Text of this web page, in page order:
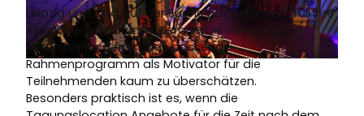
© Stefan Hoyer | KI-optimiert
Leipzig und sind auf der Suche nach dem Ort für Ihre
Abendveranstaltung? Gerade bei mehrtägigen
Veranstaltungen ist das passende
Rahmenprogramm als Motivator für die
Teilnehmenden kaum zu überschätzen.
Besonders praktisch ist es, wenn die